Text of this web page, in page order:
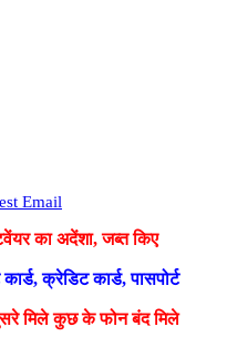
Email
का अदेंशा, जब्त किए
क्रेडिट कार्ड, पासपोर्ट
मिले कुछ के फोन बंद मिले